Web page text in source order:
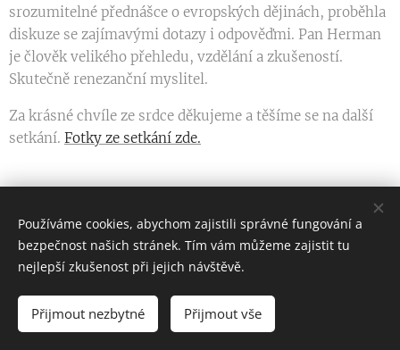
srozumitelné přednášce o evropských dějinách, proběhla
diskuze se zajímavými dotazy i odpověďmi. Pan Herman
je člověk velikého přehledu, vzdělání a zkušeností.
Skutečně renezanční myslitel.
Za krásné chvíle ze srdce děkujeme a těšíme se na další
setkání. Fotky ze setkání zde.
Všechna práva vyhrazena 2022
Vytvořeno službou Webnode
Používáme cookies, abychom zajistili správné fungování a
bezpečnost našich stránek. Tím vám můžeme zajistit tu
nejlepší zkušenost při jejich návštěvě.
Přijmout nezbytné Přijmout vše